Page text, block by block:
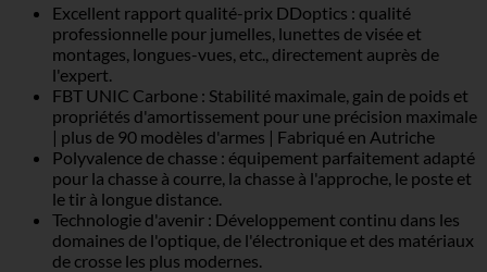
Excellent rapport qualité-prix DDoptics : qualité
professionnelle pour jumelles, lunettes de visée et
montages, longues-vues, etc., directement auprès de
l'expert.
FBT UNIC Carbone : Stabilité maximale, gain de poids et
propriétés d'amortissement pour une précision maximale
| plus de 90 modèles d'armes | Fabriqué en Autriche
Polyvalence de chasse : équipement parfaitement adapté
pour la chasse à courre, la chasse à l'approche, le poste et
le tir à longue distance.
Technologie d'avenir : Développement continu dans les
domaines de l'optique, de l'électronique et des matériaux
de crosse les plus modernes.